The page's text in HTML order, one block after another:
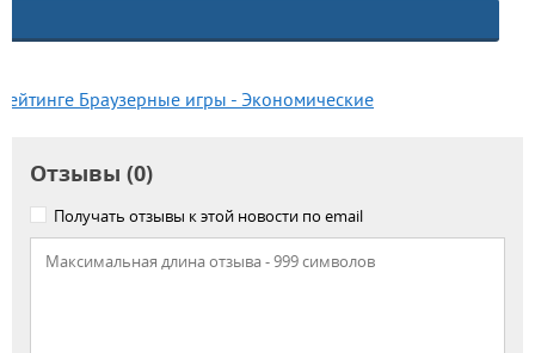
Браузерные игры - Экономические
Отзывы (0)
Получать отзывы к этой новости по email